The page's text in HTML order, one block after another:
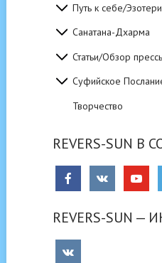
Путь к себе/
Санатана-Дхарма
Статьи/Обзор
Суфийское
Творчество
REVERS-SUN В
REVERS-SUN